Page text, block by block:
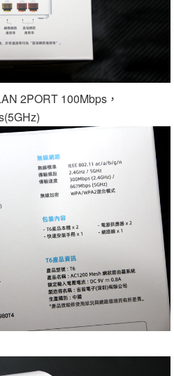
2PORT 100Mbps，